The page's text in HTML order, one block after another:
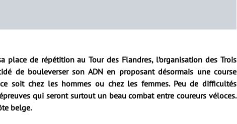
place de répétition au Tour des Flandres, l’organisation des Trois
de bouleverser son ADN en proposant désormais une course
soit chez les hommes ou chez les femmes. Peu de difficultés
qui seront surtout un beau combat entre coureurs véloces.
belge.